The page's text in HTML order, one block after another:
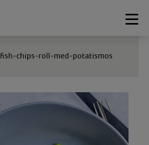
fish-chips-roll-med-potatismos